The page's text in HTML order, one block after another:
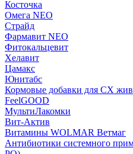
Косточка
Омега NEO
Страйд
Фармавит NEO
Фитокальцевит
Хелавит
Цамакс
Юнитабс
Кормовые добавки для СХ
FeelGOOD
МультиЛакомки
Вит-Актив
Витамины WOLMAR Ветмаг
Антибиотики системного